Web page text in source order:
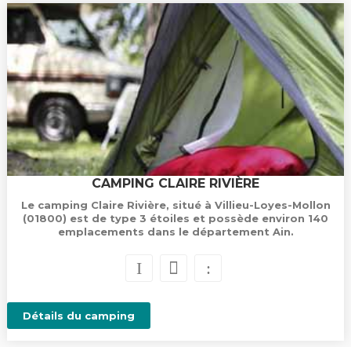
CAMPING CLAIRE RIVIÈRE
Le camping Claire Rivière, situé à Villieu-Loyes-Mollon
(01800) est de type 3 étoiles et possède environ 140
emplacements dans le département Ain.
Détails du camping